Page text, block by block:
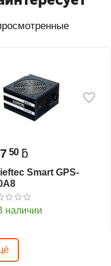
50 ƃ
Smart GPS-
наличии